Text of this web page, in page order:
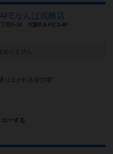
なんば戎橋店
丁目5-16 大阪B＆Vビル4F
ありません
上がれる遊び場”
ローする